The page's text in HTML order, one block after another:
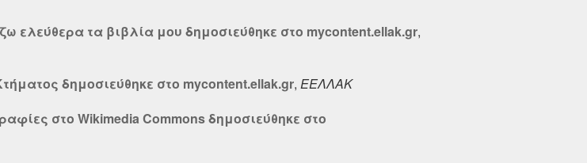
ελεύθερα τα βιβλία μου δημοσιεύθηκε στο mycontent.ellak.gr,
δημοσιεύθηκε στο mycontent.ellak.gr, ΕΕΛΛΑΚ
στο Wikimedia Commons δημοσιεύθηκε στο